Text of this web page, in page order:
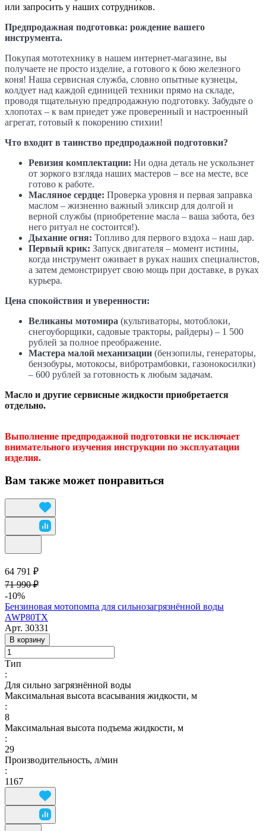
или запросить у наших сотрудников.
Предпродажная подготовка: рождение вашего
инструмента.
Покупая мототехнику в нашем интернет-магазине, вы
получаете не просто изделие, а готового к бою железного
коня! Наша сервисная служба, словно опытные кузнецы,
колдует над каждой единицей техники прямо на складе,
проводя тщательную предпродажную подготовку. Забудьте о
хлопотах – к вам приедет уже проверенный и настроенный
агрегат, готовый к покорению стихии!
Что входит в таинство предпродажной подготовки?
Ревизия комплектации: Ни одна деталь не ускользнет
от зоркого взгляда наших мастеров – все на месте, все
готово к работе.
Масляное сердце: Проверка уровня и первая заправка
маслом – жизненно важный эликсир для долгой и
верной службы (приобретение масла – ваша забота, без
него ритуал не состоится!).
Дыхание огня: Топливо для первого вздоха – наш дар.
Первый крик: Запуск двигателя – момент истины,
когда инструмент оживает в руках наших специалистов,
а затем демонстрирует свою мощь при доставке, в руках
курьера.
Цена спокойствия и уверенности:
Великаны мотомира (культиваторы, мотоблоки,
снегоуборщики, садовые тракторы, райдеры) – 1 500
рублей за полное преображение.
Мастера малой механизации (бензопилы, генераторы,
бензобуры, мотокосы, вибротрамбовки, газонокосилки)
– 600 рублей за готовность к любым задачам.
Масло и другие сервисные жидкости приобретается
отдельно.
Выполнение предпродажной подготовки не исключает
внимательного изучения инструкции по эксплуатации
изделия.
Вам также может понравиться
64 791 ₽
71 990 ₽
-10%
Бензиновая мотопомпа для сильнозагрязнённой воды
AWP80TX
Арт. 30331
В корзину
Тип
:
Для сильно загрязнённой воды
Максимальная высота всасывания жидкости, м
:
8
Максимальная высота подъема жидкости, м
:
29
Производительность, л/мин
:
1167